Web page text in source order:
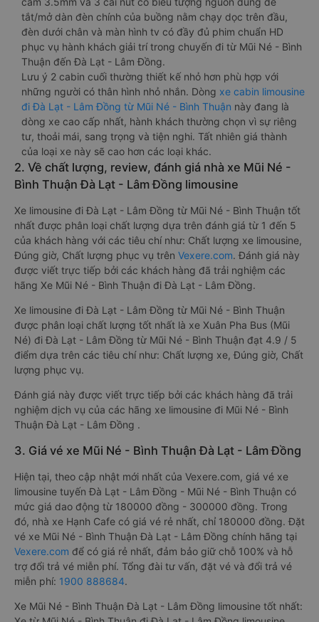
tắt/mở dàn đèn chính của buồng nằm chạy dọc trên đầu,
đèn dưới chân và màn hình tv có đầy đủ phim chuẩn HD
phục vụ hành khách giải trí trong chuyến đi từ Mũi Né - Bình
Thuận đến Đà Lạt - Lâm Đồng.
Lưu ý 2 cabin cuối thường thiết kế nhỏ hơn phù hợp với
những người có thân hình nhỏ nhắn. Dòng xe cabin limousine
đi Đà Lạt - Lâm Đồng từ Mũi Né - Bình Thuận này đang là
dòng xe cao cấp nhất, hành khách thường chọn vì sự riêng
tư, thoải mái, sang trọng và tiện nghi. Tất nhiên giá thành
của loại xe này sẽ cao hơn các loại khác.
2. Về chất lượng, review, đánh giá nhà xe Mũi Né -
Bình Thuận Đà Lạt - Lâm Đồng limousine
Xe limousine đi Đà Lạt - Lâm Đồng từ Mũi Né - Bình Thuận tốt
nhất được phân loại chất lượng dựa trên đánh giá từ 1 đến 5
của khách hàng với các tiêu chí như: Chất lượng xe limousine,
Đúng giờ, Chất lượng phục vụ trên Vexere.com. Đánh giá này
được viết trực tiếp bởi các khách hàng đã trải nghiệm các
hãng Xe Mũi Né - Bình Thuận đi Đà Lạt - Lâm Đồng.
Xe limousine đi Đà Lạt - Lâm Đồng từ Mũi Né - Bình Thuận
được phân loại chất lượng tốt nhất là xe Xuân Pha Bus (Mũi
Né) đi Đà Lạt - Lâm Đồng từ Mũi Né - Bình Thuận đạt 4.9 / 5
điểm dựa trên các tiêu chí như: Chất lượng xe, Đúng giờ, Chất
lượng phục vụ.
Đánh giá này được viết trực tiếp bởi các khách hàng đã trải
nghiệm dịch vụ của các hãng xe limousine đi Mũi Né - Bình
Thuận Đà Lạt - Lâm Đồng .
3. Giá vé xe Mũi Né - Bình Thuận Đà Lạt - Lâm Đồng
Hiện tại, theo cập nhật mới nhất của Vexere.com, giá vé xe
limousine tuyến Đà Lạt - Lâm Đồng - Mũi Né - Bình Thuận có
mức giá dao động từ 180000 đồng - 300000 đồng. Trong
đó, nhà xe Hạnh Cafe có giá vé rẻ nhất, chỉ 180000 đồng. Đặt
vé xe Mũi Né - Bình Thuận Đà Lạt - Lâm Đồng chính hãng tại
Vexere.com để có giá rẻ nhất, đảm bảo giữ chỗ 100% và hỗ
trợ đổi trả vé miễn phí. Tổng đài tư vấn, đặt vé và đổi trả vé
miễn phí: 1900 888684.
Xe Mũi Né - Bình Thuận Đà Lạt - Lâm Đồng limousine tốt nhất: